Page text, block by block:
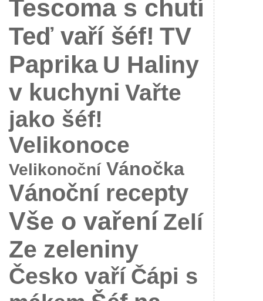
Tescoma s chutí
Teď vaří šéf! TV
Paprika U Haliny
v kuchyni Vařte
jako šéf!
Velikonoce
Velikonoční Vánočka
Vánoční recepty
Vše o vaření Zelí
Ze zeleniny
Česko vaří Čápi s